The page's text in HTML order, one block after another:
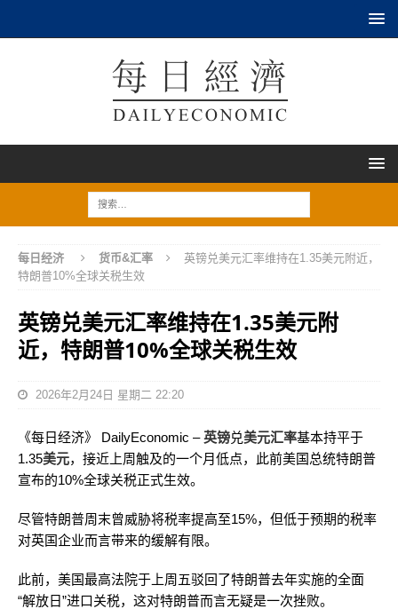
每日经济 货币&汇率
英镑兑美元汇率维持在1.35美元附近，
特朗普10%全球关税生效
英镑兑美元汇率维持在1.35美元附
近，特朗普10%全球关税生效
2026年2月24日 星期二 22:20
《每日经济》 DailyEconomic –英镑兑美元汇率基本持平于
1.35美元，接近上周触及的一个月低点，此前美国总统特朗普
宣布的10%全球关税正式生效。
尽管特朗普周末曾威胁将税率提高至15%，但低于预期的税率
对英国企业而言带来的缓解有限。
此前，美国最高法院于上周五驳回了特朗普去年实施的全面
“解放日”进口关税，这对特朗普而言无疑是一次挫败。